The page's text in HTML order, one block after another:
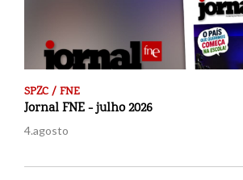
SPZC / FNE
Jornal FNE - julho 2026
4.agosto